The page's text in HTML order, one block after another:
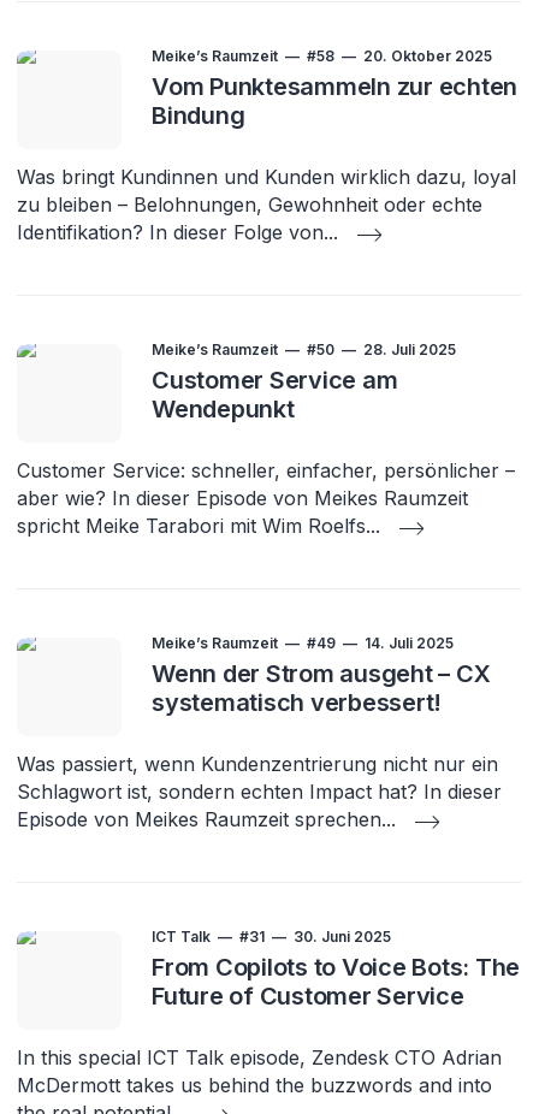
Meike’s Raumzeit #58 20. Oktober 2025
Vom Punktesammeln zur echten
Bindung
Was bringt Kundinnen und Kunden wirklich dazu, loyal
zu bleiben – Belohnungen, Gewohnheit oder echte
Identifikation? In dieser Folge von...
Meike’s Raumzeit #50 28. Juli 2025
Customer Service am
Wendepunkt
Customer Service: schneller, einfacher, persönlicher –
aber wie? In dieser Episode von Meikes Raumzeit
spricht Meike Tarabori mit Wim Roelfs...
Meike’s Raumzeit #49 14. Juli 2025
Wenn der Strom ausgeht – CX
systematisch verbessert!
Was passiert, wenn Kundenzentrierung nicht nur ein
Schlagwort ist, sondern echten Impact hat? In dieser
Episode von Meikes Raumzeit sprechen...
ICT Talk #31 30. Juni 2025
From Copilots to Voice Bots: The
Future of Customer Service
In this special ICT Talk episode, Zendesk CTO Adrian
McDermott takes us behind the buzzwords and into